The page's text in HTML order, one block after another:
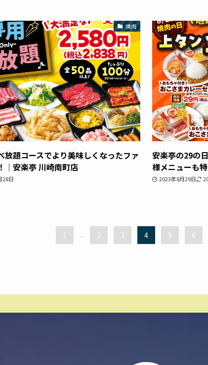
焼肉
放題コースでより美味しくなったファ
｜安楽亭 川崎南町店
28日
安楽亭の29の
様メニューも
2023年8月29日
1 ... 2 3 4 5 6